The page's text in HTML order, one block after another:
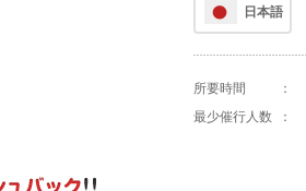
日本語
所要時間
：
最少催行人数
：